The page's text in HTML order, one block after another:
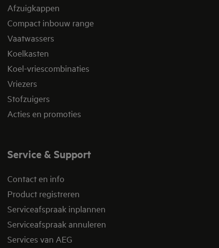
Afzuigkappen
Compact inbouw range
Vaatwassers
Koelkasten
Koel-vriescombinaties
Vriezers
Stofzuigers
Acties en promoties
Service & Support
Contact en info
Product registreren
Serviceafspraak inplannen
Serviceafspraak annuleren
Services van AEG